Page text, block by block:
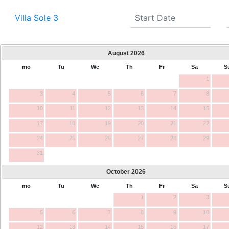
Villa Sole 3
August 2026
mo Tu We Th Fr Sa
1
3 4 5 6 7 8
10 11 12 13 14 15
17 18 19 20 21 22
24 25 26 27 28 29
31
October 2026
mo Tu We Th Fr Sa
1
2 3
5 6 7 8 9 10
12 13 14 15 16 17